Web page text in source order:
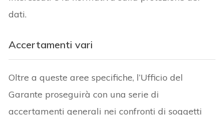
dati.
Accertamenti vari
Oltre a queste aree specifiche, l’Ufficio del
Garante proseguirà con una serie di
accertamenti generali nei confronti di soggetti